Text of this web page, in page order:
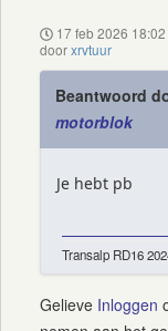
17 feb 2026 18:02
doorxrvtuur
Beantwoord
motorblok
Je hebt pb
Transalp RD16
Gelieve Inloggen